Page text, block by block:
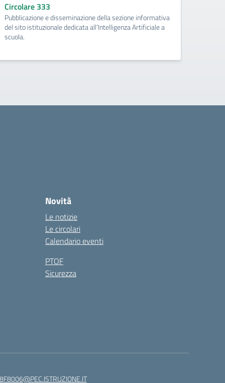
Circolare 333
Pubblicazione e disseminazione della sezione informativa
del sito istituzionale dedicata all’Intelligenza Artificiale a
scuola.
Novità
Le notizie
Le circolari
Calendario eventi
PTOF
Sicurezza